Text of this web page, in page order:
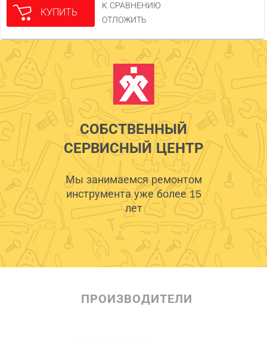
КУПИТЬ
К СРАВНЕНИЮ
ОТЛОЖИТЬ
СОБСТВЕННЫЙ
СЕРВИСНЫЙ ЦЕНТР
Мы занимаемся ремонтом
инструмента уже более 15
лет
ПРОИЗВОДИТЕЛИ